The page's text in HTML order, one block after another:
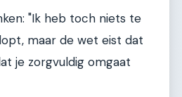
"Ik heb toch niets te
maar de wet eist dat
je zorgvuldig omgaat